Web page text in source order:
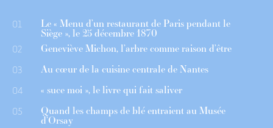
01 Le « Menu d’un restaurant de Paris pendant le
Siège », le 25 décembre 1870
02 Geneviève Michon, l’arbre comme raison d’être
03 Au cœur de la cuisine centrale de Nantes
04 « suce moi », le livre qui fait saliver
05 Quand les champs de blé entraient au Musée
d’Orsay